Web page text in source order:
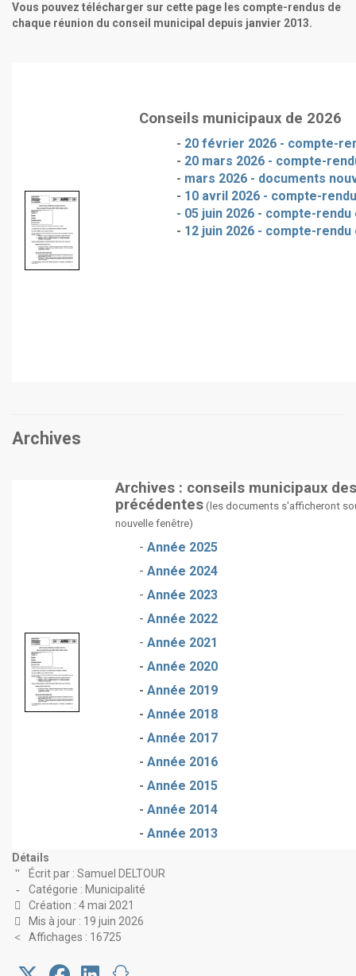
Vous pouvez télécharger sur cette page les compte-rendus de
chaque réunion du conseil municipal depuis janvier 2013.
Conseils municipaux de 2026
- 20 février 2026 - compte-
- 20 mars 2026 - compte-
- mars 2026 - documents
- 10 avril 2026 - compte-
- 05 juin 2026 - compte-
- 12 juin 2026 - compte-
Archives
Archives : conseils municipaux
précédentes (les documents s'afficheront
nouvelle fenêtre)
- Année 2025
- Année 2024
- Année 2023
- Année 2022
- Année 2021
- Année 2020
- Année 2019
- Année 2018
- Année 2017
- Année 2016
- Année 2015
- Année 2014
- Année 2013
Détails
Écrit par : Samuel DELTOUR
Catégorie : Municipalité
Création : 4 mai 2021
Mis à jour : 19 juin 2026
Affichages : 16725